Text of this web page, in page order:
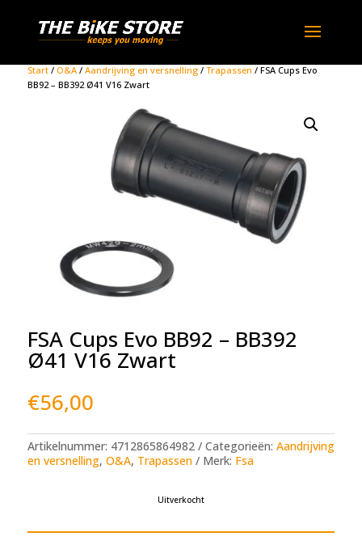
Start/ O&A/ Aandrijving en versnelling/ Trapassen / FSA Cups Evo
BB92 – BB392 Ø41 V16 Zwart
FSA Cups Evo BB92 – BB392
Ø41 V16 Zwart
€56,00
Artikelnummer: 4712865864982 Categorieën: Aandrijving
en versnelling, O&A, Trapassen Merk: Fsa
Uitverkocht